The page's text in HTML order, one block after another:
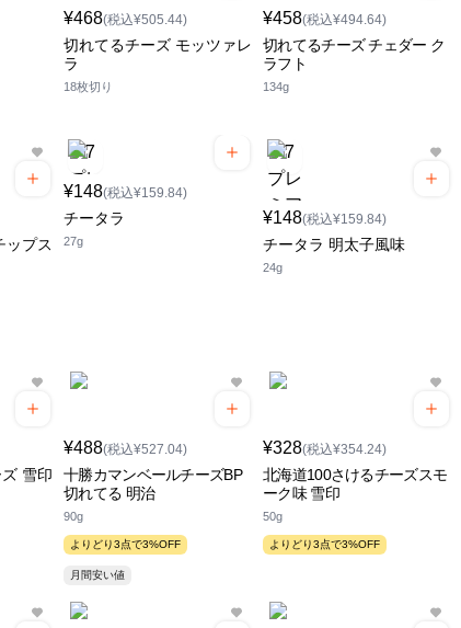
¥468(税込¥505.44)
切れてるチーズ モッツァレ
ラ
18枚切り
¥458(税込¥494.64)
切れてるチーズ チェダー ク
ラフト
134g
ップス
¥148(税込¥159.84)
チータラ
27g
¥148(税込¥159.84)
チータラ 明太子風味
24g
雪印
¥488(税込¥527.04)
十勝カマンベールチーズBP
切れてる 明治
90g
よりどり3点で3%OFF
月間安い値
¥328(税込¥354.24)
北海道100さけるチーズスモ
ーク味 雪印
50g
よりどり3点で3%OFF